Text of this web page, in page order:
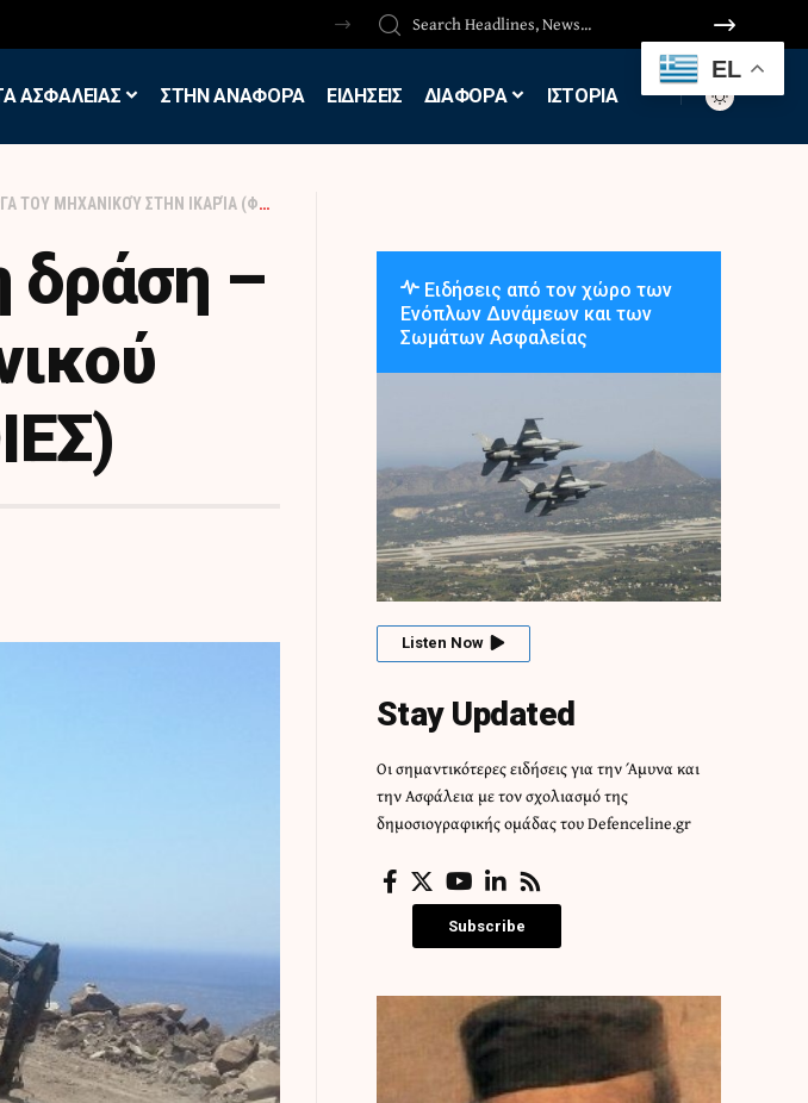
ΑΣΦΑΛΕΙΑΣ ΣΤΗΝ ΑΝΑΦΟΡΑ ΕΙΔΗΣΕΙΣ ΔΙΑΦΟΡΑ ΙΣΤΟΡΙΑ
ΣΤΗΝ ΙΚΑΡΊΑ (ΦΩΤΟΓΡΑΦΙΕΣ)
–
Ειδήσεις από τον χώρο των
Ενόπλων Δυνάμεων και των
Σωμάτων Ασφαλείας
Listen Now
Stay Updated
Οι σημαντικότερες ειδήσεις για την Άμυνα και
την Ασφάλεια με τον σχολιασμό της
δημοσιογραφικής ομάδας του Defenceline.gr
Subscribe
EL